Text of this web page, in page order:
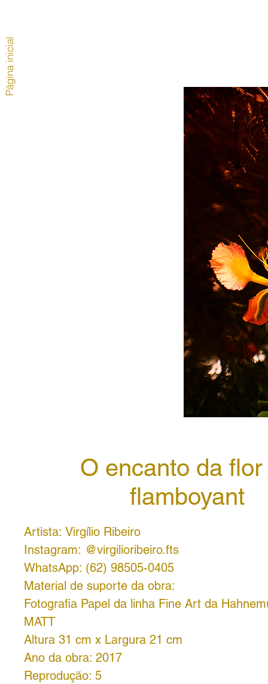
O encanto da flor
flamboyant
Artista: Virgílio Ribeiro
Instagram: @virgilioribeiro.fts
WhatsApp: (62) 98505-0405
Material de suporte da obra:
Fotografia Papel da linha Fine Art da
MATT
Altura 31 cm x Largura 21 cm
Ano da obra: 2017
Reprodução: 5
Página inicial